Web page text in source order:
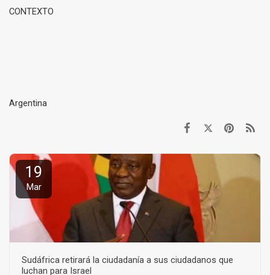
CONTEXTO
Argentina
19
Mar
Sudáfrica retirará la ciudadanía a sus ciudadanos que
luchan para Israel